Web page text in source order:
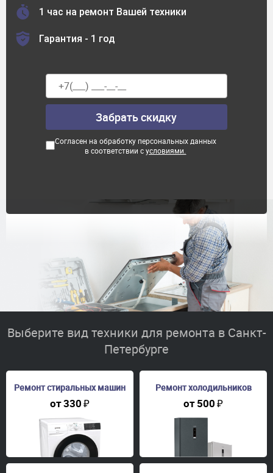
1 час на ремонт Вашей техники
Гарантия - 1 год
Согласен на обработку персональных данных
в соответствии сусловиями.
Выберите вид техники для ремонта в Санкт-
Петербурге
Ремонт стиральных машин
от330₽
Ремонт холодильников
от500₽